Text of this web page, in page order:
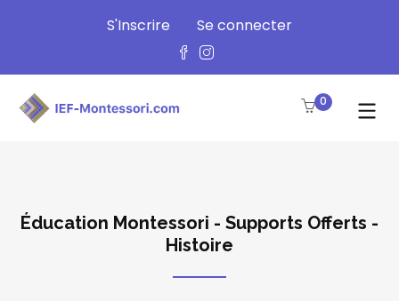
S'Inscrire Se connecter
0
Éducation Montessori - Supports Offerts -
Histoire